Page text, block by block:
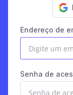
Endereço de
Senha de